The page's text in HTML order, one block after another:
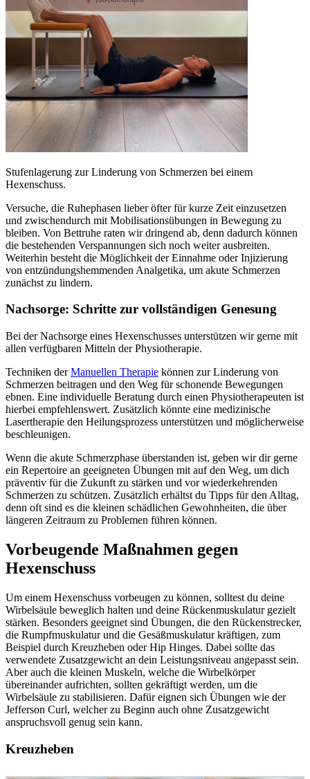
Stufenlagerung zur Linderung von Schmerzen bei einem
Hexenschuss.
Versuche, die Ruhephasen lieber öfter für kurze Zeit einzusetzen
und zwischendurch mit Mobilisationsübungen in Bewegung zu
bleiben. Von Bettruhe raten wir dringend ab, denn dadurch können
die bestehenden Verspannungen sich noch weiter ausbreiten.
Weiterhin besteht die Möglichkeit der Einnahme oder Injizierung
von entzündungshemmenden Analgetika, um akute Schmerzen
zunächst zu lindern.
Nachsorge: Schritte zur vollständigen Genesung
Bei der Nachsorge eines Hexenschusses unterstützen wir gerne mit
allen verfügbaren Mitteln der Physiotherapie.
Techniken derManuellen Therapie können zur Linderung von
Schmerzen beitragen und den Weg für schonende Bewegungen
ebnen. Eine individuelle Beratung durch einen Physiotherapeuten ist
hierbei empfehlenswert. Zusätzlich könnte eine medizinische
Lasertherapie den Heilungsprozess unterstützen und möglicherweise
beschleunigen.
Wenn die akute Schmerzphase überstanden ist, geben wir dir gerne
ein Repertoire an geeigneten Übungen mit auf den Weg, um dich
präventiv für die Zukunft zu stärken und vor wiederkehrenden
Schmerzen zu schützen. Zusätzlich erhältst du Tipps für den Alltag,
denn oft sind es die kleinen schädlichen Gewohnheiten, die über
längeren Zeitraum zu Problemen führen können.
Vorbeugende Maßnahmen gegen
Hexenschuss
Um einem Hexenschuss vorbeugen zu können, solltest du deine
Wirbelsäule beweglich halten und deine Rückenmuskulatur gezielt
stärken. Besonders geeignet sind Übungen, die den Rückenstrecker,
die Rumpfmuskulatur und die Gesäßmuskulatur kräftigen, zum
Beispiel durch Kreuzheben oder Hip Hinges. Dabei sollte das
verwendete Zusatzgewicht an dein Leistungsniveau angepasst sein.
Aber auch die kleinen Muskeln, welche die Wirbelkörper
übereinander aufrichten, sollten gekräftigt werden, um die
Wirbelsäule zu stabilisieren. Dafür eignen sich Übungen wie der
Jefferson Curl, welcher zu Beginn auch ohne Zusatzgewicht
anspruchsvoll genug sein kann.
Kreuzheben